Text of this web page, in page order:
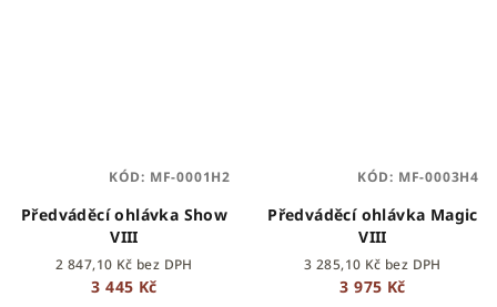
Předváděcí ohlávka Show
VIII
2 847,10 Kč bez DPH
3 445 Kč
KÓD: MF-0001H2
Předváděcí ohlávka Magic
VIII
3 285,10 Kč bez DPH
3 975 Kč
KÓD: MF-0003H4